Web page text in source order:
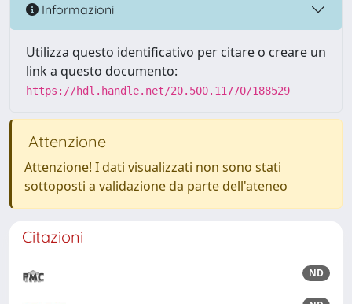
Informazioni
Utilizza questo identificativo per citare o creare un
link a questo documento:
https://hdl.handle.net/20.500.11770/188529
Attenzione
Attenzione! I dati visualizzati non sono stati
sottoposti a validazione da parte dell'ateneo
Citazioni
ND